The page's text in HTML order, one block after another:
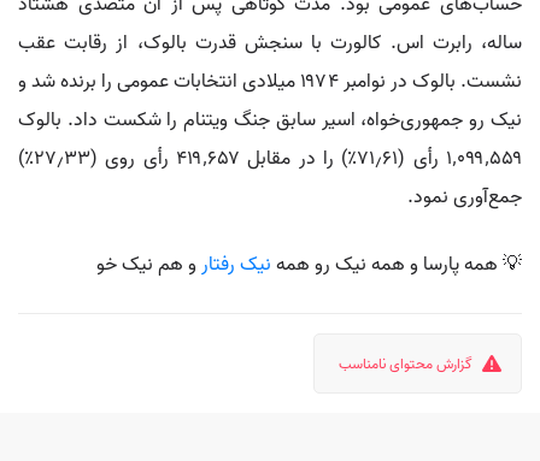
ساله، رابرت اس. کالورت با سنجش قدرت بالوک، از رقابت عقب
نشست. بالوک در نوامبر ۱۹۷۴ میلادی انتخابات عمومی را برنده شد و
نیک رو جمهوری‌خواه، اسیر سابق جنگ ویتنام را شکست داد. بالوک
۱٬۰۹۹٬۵۵۹ رأی (۷۱٫۶۱٪) را در مقابل ۴۱۹٬۶۵۷ رأی روی (۲۷٫۳۳٪)
جمع‌آوری نمود.
💡 همه پارسا و همه نیک رو همهنیک رفتارو هم نیک خو
گزارش محتوای نامناسب